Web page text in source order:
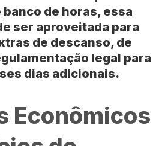
de horas, essa
ser aproveitada para
de descanso, de
legal para
dias adicionais.
Econômicos